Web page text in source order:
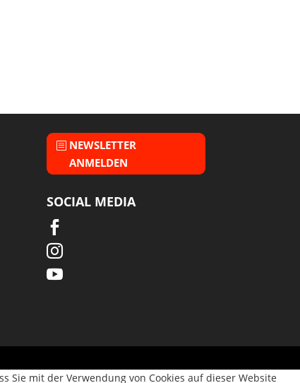
NEWSLETTER
ANMELDEN
SOCIAL MEDIA



Sie mit der Verwendung von Cookies auf dieser Website